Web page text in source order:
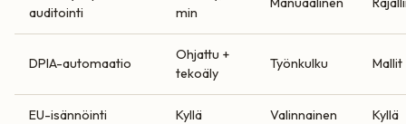
auditointi
min
DPIA-automaatio
Ohjattu +
tekoäly
Työnkulku Mallit
EU-isännöinti Kyllä Valinnainen Kyllä